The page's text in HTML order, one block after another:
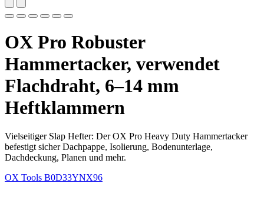
OX Pro Robuster
Hammertacker, verwendet
Flachdraht, 6–14 mm
Heftklammern
Vielseitiger Slap Hefter: Der OX Pro Heavy Duty Hammertacker
befestigt sicher Dachpappe, Isolierung, Bodenunterlage,
Dachdeckung, Planen und mehr.
OX Tools B0D33YNX96